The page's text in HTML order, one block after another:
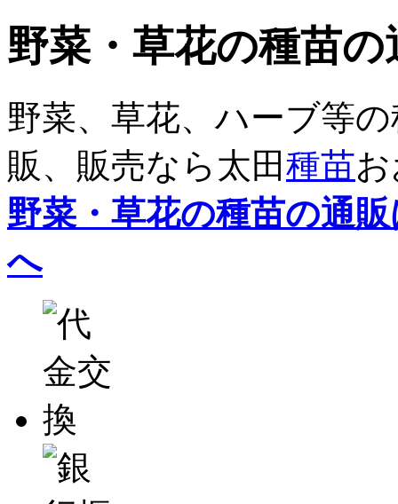
野菜・草花の種苗
野菜、草花、ハーブ等
販、販売なら太田 種苗
野菜・草花の種苗の通
へ